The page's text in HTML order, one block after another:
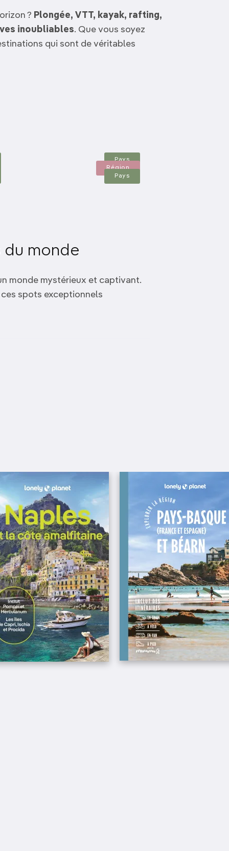
? Plongée, VTT, kayak, rafting,
inoubliables. Que vous soyez
qui sont de véritables
Pays
Région
Pays
du monde
monde mystérieux et captivant.
spots exceptionnels
regorgeant de récifs
les paysages sous-marins variés
sous-marine. Explorez des
bancs de poissons tropicaux.
diversité étonnante. Des
épaves